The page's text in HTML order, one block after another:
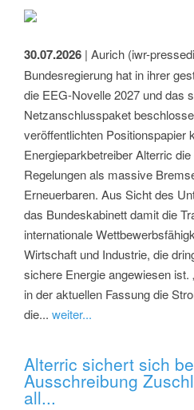
30.07.2026 | Aurich (iwr-
Bundesregierung hat in ihrer
die EEG-Novelle 2027 und das
Netzanschlusspaket
veröffentlichten Positionspapier
Energieparkbetreiber Alterric
Regelungen als massive
Erneuerbaren. Aus Sicht des
das Bundeskabinett damit die
internationale
Wirtschaft und Industrie, die
sichere Energie angewiesen ist.
in der aktuellen Fassung die
die... weiter...
Alterric sichert sich
Ausschreibung
all...